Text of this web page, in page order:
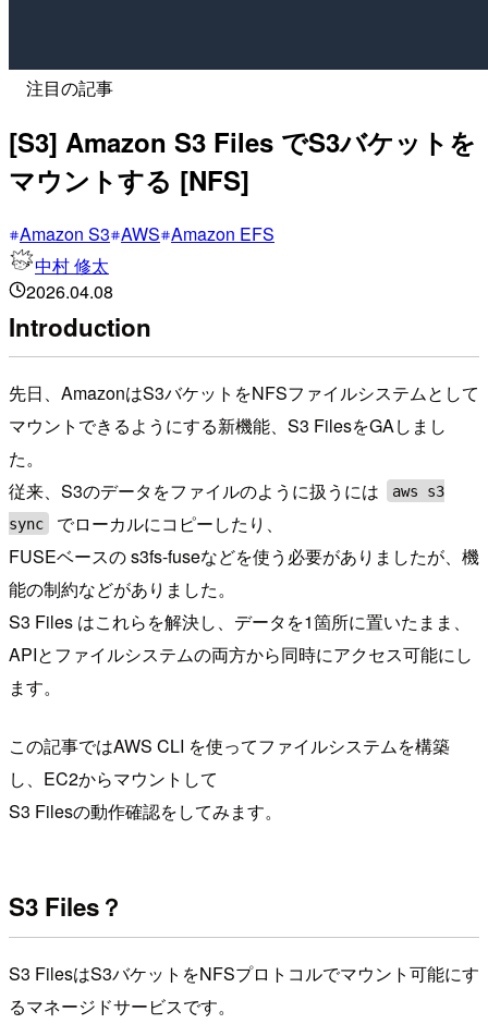
注目の記事
[S3] Amazon S3 Files でS3バケットを
マウントする [NFS]
Amazon S3 AWS Amazon EFS
中村 修太
2026.04.08
Introduction
先日、AmazonはS3バケットをNFSファイルシステムとして
マウントできるようにする新機能、S3 FilesをGAしまし
た。
従来、S3のデータをファイルのように扱うには
aws s3
sync
でローカルにコピーしたり、
FUSEベースの s3fs-fuseなどを使う必要がありましたが、機
能の制約などがありました。
S3 Files はこれらを解決し、データを1箇所に置いたまま、
APIとファイルシステムの両方から同時にアクセス可能にし
ます。
この記事ではAWS CLI を使ってファイルシステムを構築
し、EC2からマウントして
S3 Filesの動作確認をしてみます。
S3 Files？
S3 FilesはS3バケットをNFSプロトコルでマウント可能にす
るマネージドサービスです。